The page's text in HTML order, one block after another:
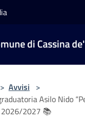
di Cassina
> Avvisi >
Asilo Nido
2026/2027 📚